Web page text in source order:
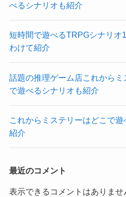
べるシナリオも紹介
短時間で遊べるTRPGシナリオ
わけて紹介
話題の推理ゲーム店これから
で遊べるシナリオも紹介
これからミステリーはどこで
紹介
最近のコメント
表示できるコメントはありませ